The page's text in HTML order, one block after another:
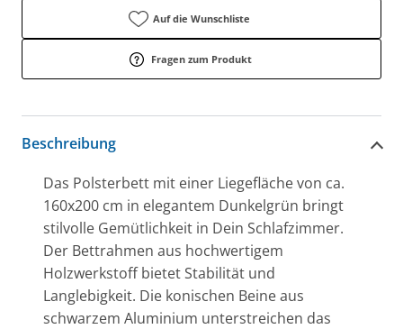
Auf die Wunschliste
Fragen zum Produkt
Beschreibung
Das Polsterbett mit einer Liegefläche von ca.
160x200 cm in elegantem Dunkelgrün bringt
stilvolle Gemütlichkeit in Dein Schlafzimmer.
Der Bettrahmen aus hochwertigem
Holzwerkstoff bietet Stabilität und
Langlebigkeit. Die konischen Beine aus
schwarzem Aluminium unterstreichen das